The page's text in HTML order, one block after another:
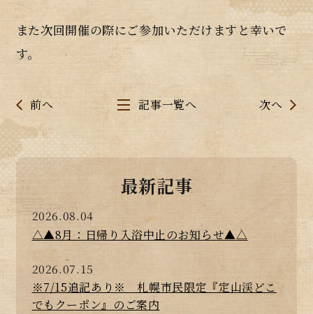
また次回開催の際にご参加いただけますと幸いで
す。
前へ 記事一覧へ 次へ
最新記事
2026.08.04
△▲8月：日帰り入浴中止のお知らせ▲△
2026.07.15
※7/15追記あり※ 札幌市民限定『定山渓どこ
でもクーポン』のご案内